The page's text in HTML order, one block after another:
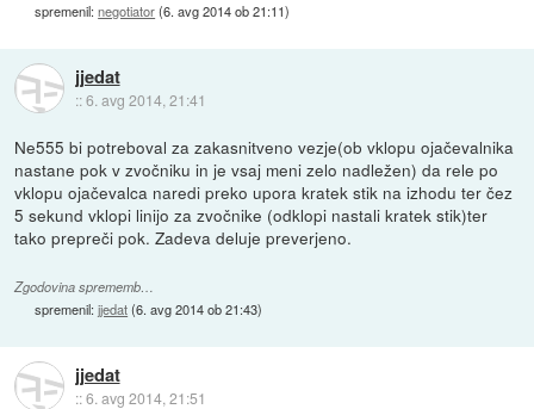
spremenil:negotiator(6. avg 2014 ob 21:11)
jjedat
::6. avg 2014, 21:41
Ne555 bi potreboval za zakasnitveno vezje(ob vklopu ojačevalnika
nastane pok v zvočniku in je vsaj meni zelo nadležen) da rele po
vklopu ojačevalca naredi preko upora kratek stik na izhodu ter čez
5 sekund vklopi linijo za zvočnike (odklopi nastali kratek stik)ter
tako prepreči pok. Zadeva deluje preverjeno.
Zgodovina sprememb…
spremenil:jjedat(6. avg 2014 ob 21:43)
jjedat
::6. avg 2014, 21:51